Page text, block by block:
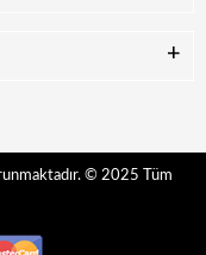
© 2025
Tüm